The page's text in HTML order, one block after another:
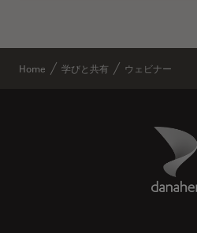
Home 学びと共有 ウェビナー